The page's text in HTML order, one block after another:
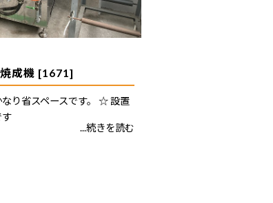
成機 [1671]
り省スペースです。 ☆ 設置
す
...続きを読む